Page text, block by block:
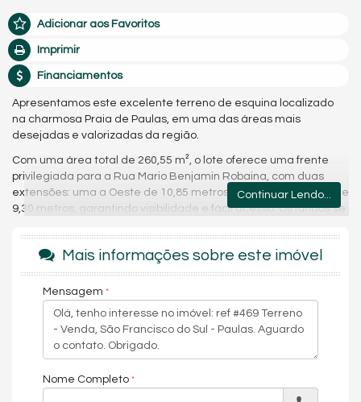
Adicionar aos Favoritos
Imprimir
Financiamentos
Apresentamos este excelente terreno de esquina localizado
na charmosa Praia de Paulas, em uma das áreas mais
desejadas e valorizadas da região.
Com uma área total de 260,55 m², o lote oferece uma frente
privilegiada para a Rua Mario Benjamin Robaina, com duas
extensões: uma a Oeste de 10,85 metros e outra a Sudoeste de
9,30 metros, garantindo visibilidade e fácil acesso. Os fundos se
metros, complementados por um travessão a Leste de 9,60
metros.
Este terreno é perfeito para quem busca construir um imóvel
residencial ou comercial, valorizado por sua localização
estratégica e pela tranquilidade que a Praia de Paulas oferece.
Ideal para quem deseja viver próximo a natureza, desfrutando
Continuar Lendo...
Mais informações sobre este imóvel
Mensagem
Nome Completo